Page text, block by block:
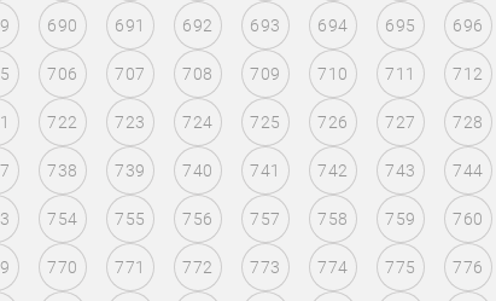
690 691 692 693 694 695 696
706 707 708 709 710 711 712
722 723 724 725 726 727 728
738 739 740 741 742 743 744
754 755 756 757 758 759 760
770 771 772 773 774 775 776